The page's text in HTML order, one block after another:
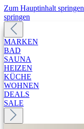
Zum Hauptinhalt springen
springen
MARKEN
BAD
SAUNA
HEIZEN
KÜCHE
WOHNEN
DEALS
SALE